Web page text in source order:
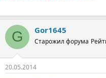
G Gor1645
Старожил форума
20.05.2014